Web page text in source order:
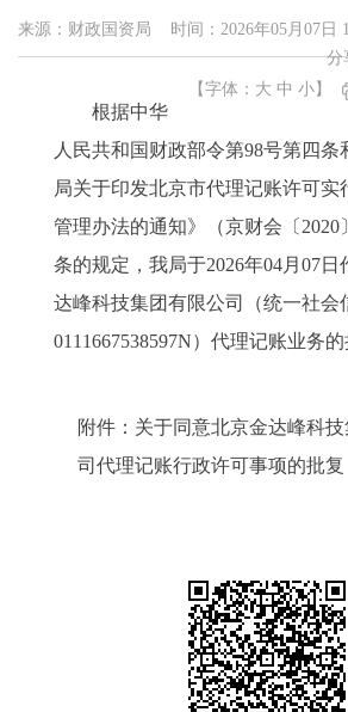
来源：财政国资局 时间：2026年05月07日
分
【字体： 大 中 小 】
根据中华
人民共和国财政部令第98号第四条
局关于印发北京市代理记账许可实
管理办法的通知》（京财会〔2020
条的规定，我局于2026年04月07日
达峰科技集团有限公司（统一社会
0111667538597N）代理记账业务的
附件：关于同意北京金达峰科
司代理记账行政许可事项的批复